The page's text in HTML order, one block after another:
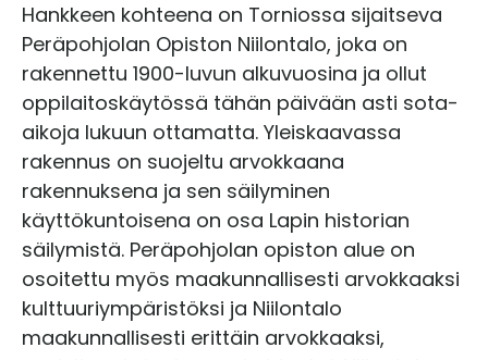
Hankkeen kohteena on Torniossa sijaitseva
Peräpohjolan Opiston Niilontalo, joka on
rakennettu 1900-luvun alkuvuosina ja ollut
oppilaitoskäytössä tähän päivään asti sota-
aikoja lukuun ottamatta. Yleiskaavassa
rakennus on suojeltu arvokkaana
rakennuksena ja sen säilyminen
käyttökuntoisena on osa Lapin historian
säilymistä. Peräpohjolan opiston alue on
osoitettu myös maakunnallisesti arvokkaaksi
kulttuuriympäristöksi ja Niilontalo
maakunnallisesti erittäin arvokkaaksi,